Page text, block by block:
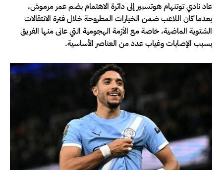
عاد نادي توتنهام هوتسبير إلى دائرة الاهتمام بضم عمر مرموش،
بعدما كان اللاعب ضمن الخيارات المطروحة خلال فترة الانتقالات
الشتوية الماضية، خاصة مع الأزمة الهجومية التي عانى منها الفريق
بسبب الإصابات وغياب عدد من العناصر الأساسية.